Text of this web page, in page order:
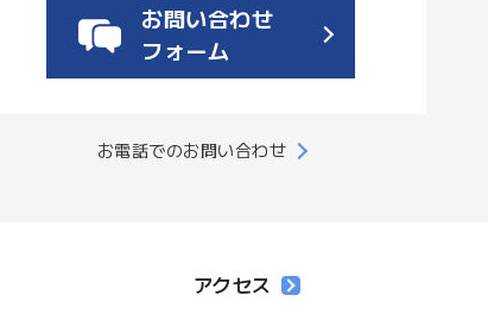
お問い合わせ
フォーム
お電話でのお問い合わせ
アクセス